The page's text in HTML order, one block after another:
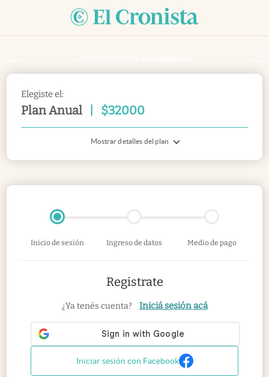
Elegiste el:
Plan Anual $32000
Mostrar detalles del plan
Inicio de sesión Ingreso de datos Medio de pago
Registrate
¿Ya tenés cuenta? Iniciá sesión acá
Iniciar sesión con Facebook